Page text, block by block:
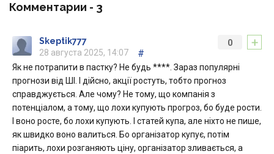
Комментарии - 3
+
0
Skeptik777
28 августа 2025, 14:07
#
Як не потрапити в пастку? Не будь ****. Зараз популярні
прогнози від ШІ. І дійсно, акції ростуть, тобто прогноз
справджується. Але чому? Не тому, що компанія з
потенціалом, а тому, що лохи купують прогроз, бо буде рости.
І воно росте, бо лохи купують. І статей купа, але ніхто не пише,
як швидко воно валиться. Бо організатор купує, потім
піарить, лохи розганяють ціну, організатор зливається, а